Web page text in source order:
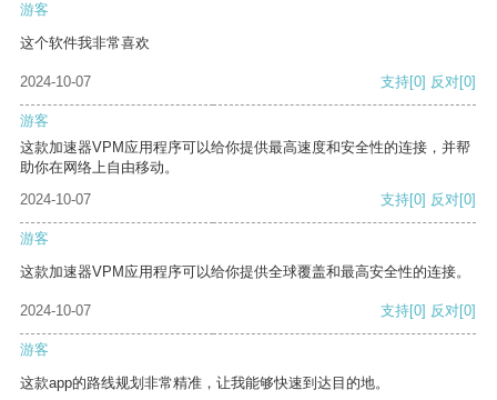
游客
这个软件我非常喜欢
2024-10-07 支持[0] 反对[0]
游客
这款加速器VPM应用程序可以给你提供最高速度和安全性的连接，并帮
助你在网络上自由移动。
2024-10-07
支持[0] 反对[0]
游客
这款加速器VPM应用程序可以给你提供全球覆盖和最高安全性的连接。
2024-10-07 支持[0] 反对[0]
游客
这款app的路线规划非常精准，让我能够快速到达目的地。